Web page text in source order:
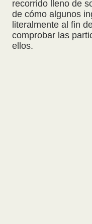
recorrido lleno de
de cómo algunos
literalmente al fin
comprobar las
ellos.